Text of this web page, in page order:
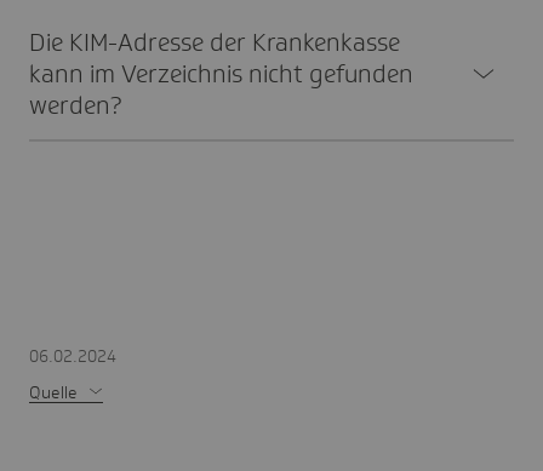
Die KIM-Adresse der Kran­ken­kasse
kann im Verzeichnis nicht gefunden
werden?
06.02.2024
Quelle